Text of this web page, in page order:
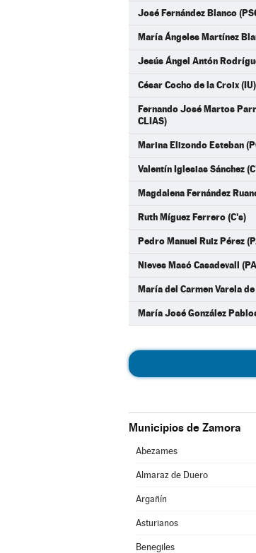
José Fernández Blanco
María Ángeles Martínez
Jesús Ángel Antón
César Cocho de la Croix
Fernando José Martos
CLIAS)
Marina Elizondo Esteban
Valentín Iglesias Sánchez
Magdalena Fernández
Ruth Míguez Ferrero (C's)
Pedro Manuel Ruiz Pérez
Nieves Masó Casadevall
María del Carmen Varela
María José González
Municipios de Zamora
Abezames
Almaraz de Duero
Argañín
Asturianos
Benegiles